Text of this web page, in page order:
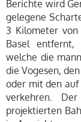
Berichte wird
gelegene
3 Kilometer
Basel entfernt,
welche die
die Vogesen,
oder mit den
verkehren.
projektierten